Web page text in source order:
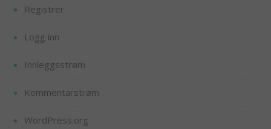
Registrer
Logg inn
Innleggsstrøm
Kommentarstrøm
WordPress.org